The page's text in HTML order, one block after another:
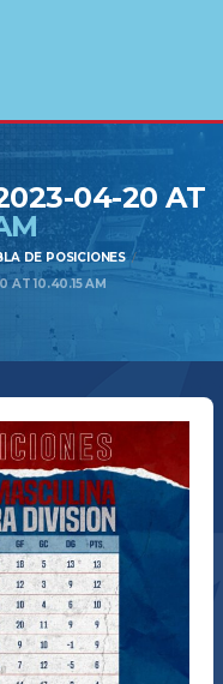
04-20 AT
DE POSICIONES
AT 10.40.15 AM